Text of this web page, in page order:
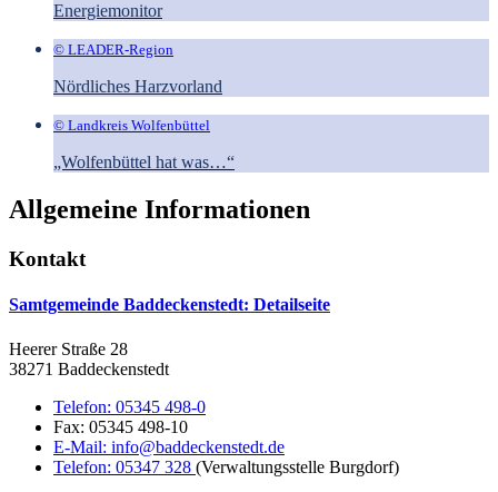
Energiemonitor
© LEADER-Region
Nördliches Harzvorland
© Landkreis Wolfenbüttel
„Wolfenbüttel hat was…“
Allgemeine Informationen
Kontakt
Samtgemeinde Baddeckenstedt: Detailseite
Heerer Straße 28
38271 Baddeckenstedt
Telefon: 05345 498-0
Fax: 05345 498-10
E-Mail: info@baddeckenstedt.de
Telefon: 05347 328 (Verwaltungsstelle Burgdorf)